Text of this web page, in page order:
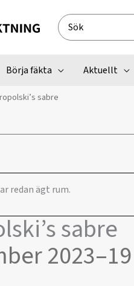
Search
for:
Börja fäkta Aktuellt
sabre
redan ägt rum.
sabre
2023–